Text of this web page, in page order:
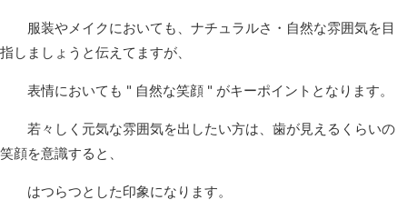
服装やメイクにおいても、ナチュラルさ・自然な雰囲気を目
指しましょうと伝えてますが、
表情においても " 自然な笑顔 " がキーポイントとなります。
若々しく元気な雰囲気を出したい方は、歯が見えるくらいの
笑顔を意識すると、
はつらつとした印象になります。